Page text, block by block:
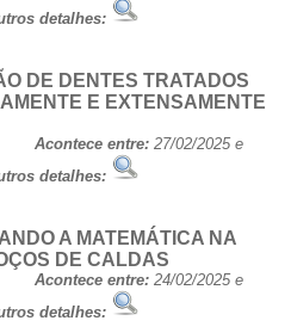
detalhes:
DE DENTES TRATADOS
E EXTENSAMENTE
Acontece entre: 27/02/2025 e
detalhes:
A MATEMÁTICA NA
DE CALDAS
Acontece entre: 24/02/2025 e
detalhes: